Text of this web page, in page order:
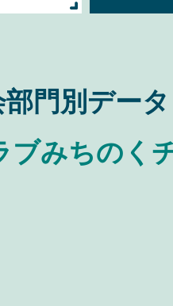
門別データ
ブみちの